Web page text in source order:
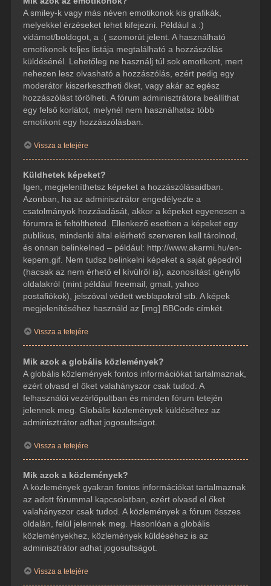
A smiley-k vagy más néven emotikonok kis grafikák,
melyekkel érzéseket lehet kifejezni. Például a :)
vidámot/boldogot, a :( szomorút jelent. A használható
emotikonok teljes listája megtalálható a hozzászólás
küldésénél. Lehetőleg ne használj túl sok emotikont, mert
nehezen lesz olvasható a hozzászólás, ezért pedig egy
moderátor kiszerkesztheti őket, vagy akár az egész
hozzászólást törölheti. A fórum adminisztrátora beállíthat
egy felső korlátot, melynél nem használhatsz több
emotikont egy hozzászólásban.
Vissza a tetejére
Küldhetek képeket?
Igen, megjeleníthetsz képeket a hozzászólásaidban.
Azonban, ha az adminisztrátor engedélyezte a
csatolmányok hozzáadását, akkor a képeket egyenesen a
fórumra is feltöltheted. Ellenkező esetben a képeket egy
publikus, mindenki által elérhető szerveren kell tárolnod,
és onnan belinkelned – például: http://www.akarmi.hu/en-
kepem.gif. Nem tudsz belinkelni képeket a saját gépedről
(hacsak az nem érhető el kívülről is), azonosítást igénylő
oldalakról (mint például freemail, gmail, yahoo
postafiókok), jelszóval védett weblapokról stb. A képek
megjelenítéséhez használd az [img] BBCode címkét.
Vissza a tetejére
Mik azok a globális közlemények?
A globális közlemények fontos információkat tartalmaznak,
ezért olvasd el őket valahányszor csak tudod. A
felhasználói vezérlőpultban és minden fórum tetején
jelennek meg. Globális közlemények küldéséhez az
adminisztrátor adhat jogosultságot.
Vissza a tetejére
Mik azok a közlemények?
A közlemények gyakran fontos információkat tartalmaznak
az adott fórummal kapcsolatban, ezért olvasd el őket
valahányszor csak tudod. A közlemények a fórum összes
oldalán, felül jelennek meg. Hasonlóan a globális
közleményekhez, közlemények küldéséhez is az
adminisztrátor adhat jogosultságot.
Vissza a tetejére